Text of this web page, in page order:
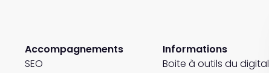
Accompagnements
SEO
Informations
Boite à outils du digital